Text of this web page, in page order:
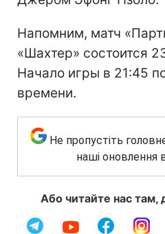
Напомним, матч
«Шахтер» состоится
Начало игры в 21:45
времени.
Не пропустіть
наші оновлення
Або читайте нас там,